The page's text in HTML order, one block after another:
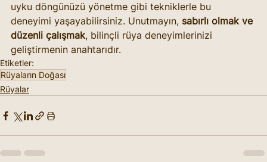
uyku döngünüzü yönetme gibi tekniklerle bu
deneyimi yaşayabilirsiniz. Unutmayın, sabırlı olmak ve
düzenli çalışmak, bilinçli rüya deneyimlerinizi
geliştirmenin anahtarıdır.
Etiketler:
Rüyaların Doğası
Rüyalar